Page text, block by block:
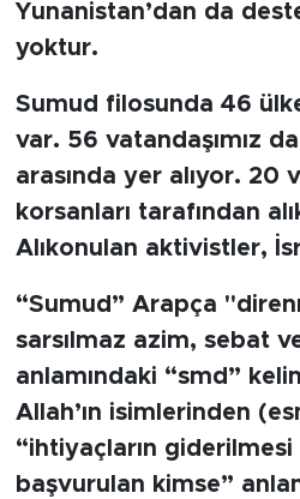
Yunanistan’dan da
yoktur.
Sumud filosunda 46
var. 56 vatandaşımız
arasında yer alıyor. 20
korsanları tarafından
Alıkonulan aktivistler,
“Sumud” Arapça
sarsılmaz azim, sebat
anlamındaki “smd”
Allah’ın isimlerinden
“ihtiyaçların
başvurulan kimse”
KULİS
YAZARLAR
DİNİ
EKONOMİ
SPOR
KÜLTÜR SANAT